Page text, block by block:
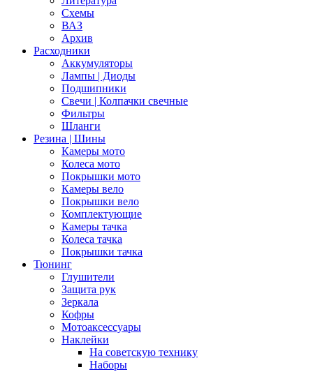
Схемы
ВАЗ
Архив
Расходники
Аккумуляторы
Лампы | Диоды
Подшипники
Свечи | Колпачки свечные
Фильтры
Шланги
Резина | Шины
Камеры мото
Колеса мото
Покрышки мото
Камеры вело
Покрышки вело
Комплектующие
Камеры тачка
Колеса тачка
Покрышки тачка
Тюнинг
Глушители
Защита рук
Зеркала
Кофры
Мотоаксессуары
Наклейки
На советскую технику
Наборы